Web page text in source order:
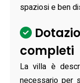
spaziosi e ben
completi
La villa è
necessario per